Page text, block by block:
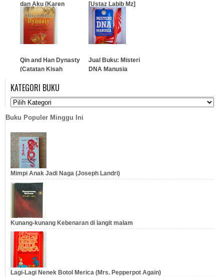
dan Aku (Karen
McCombie)
[Ustaz Labib Mz]
Qin and Han Dynasty
(Catatan Kisah
…
Jual Buku: Misteri
DNA Manusia
KATEGORI BUKU
Buku Populer Minggu Ini
Mimpi Anak Jadi Naga (Joseph Landri)
Kunang-kunang Kebenaran di langit malam
Lagi-Lagi Nenek Botol Merica (Mrs. Pepperpot Again)